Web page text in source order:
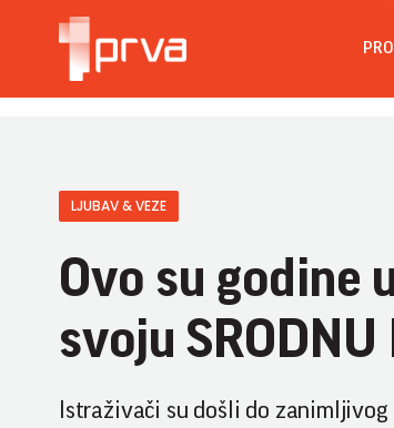
LJUBAV & VEZE
Ovo su godine
svoju SRODNU
Istraživači su došli do zanimljivog